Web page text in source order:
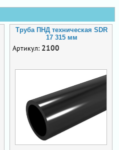
Труба ПНД техническая SDR
17 315 мм
Артикул: 2100